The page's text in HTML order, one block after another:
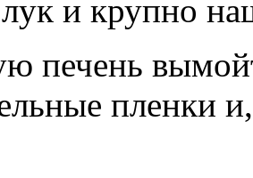
и крупно
печень
пленки